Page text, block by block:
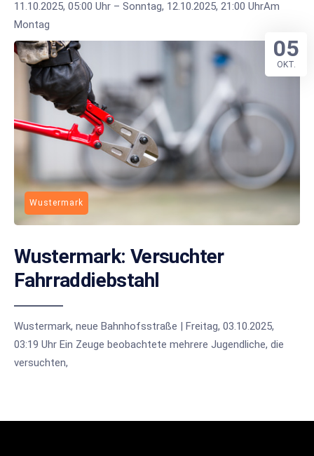
11.10.2025, 05:00 Uhr – Sonntag, 12.10.2025, 21:00 UhrAm
Montag
Wustermark
Wustermark: Versuchter
Fahrraddiebstahl
Wustermark, neue Bahnhofsstraße | Freitag, 03.10.2025,
03:19 Uhr Ein Zeuge beobachtete mehrere Jugendliche, die
versuchten,
05
OKT.